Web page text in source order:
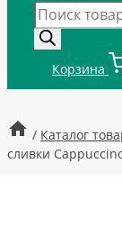
Поиск
товаров
Корзина
/ Каталог
сливки